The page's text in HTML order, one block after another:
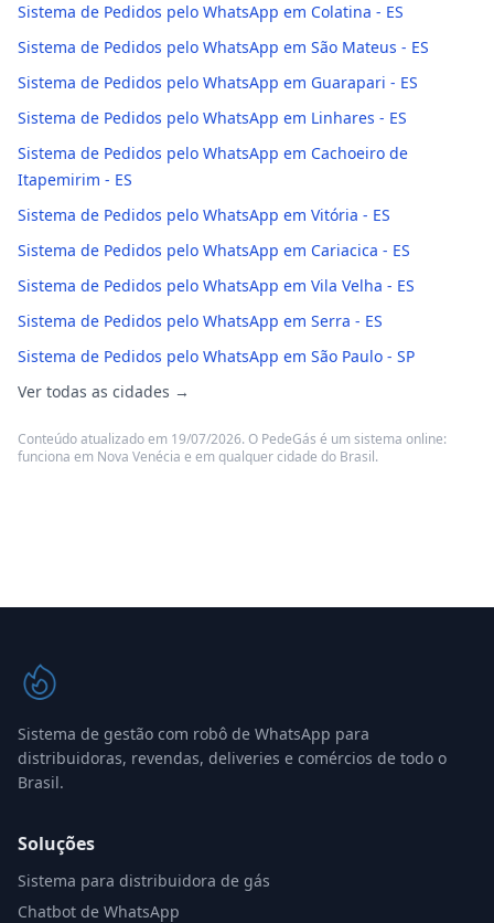
Sistema de Pedidos pelo WhatsApp em Colatina - ES
Sistema de Pedidos pelo WhatsApp em São Mateus - ES
Sistema de Pedidos pelo WhatsApp em Guarapari - ES
Sistema de Pedidos pelo WhatsApp em Linhares - ES
Sistema de Pedidos pelo WhatsApp em Cachoeiro de
Itapemirim - ES
Sistema de Pedidos pelo WhatsApp em Vitória - ES
Sistema de Pedidos pelo WhatsApp em Cariacica - ES
Sistema de Pedidos pelo WhatsApp em Vila Velha - ES
Sistema de Pedidos pelo WhatsApp em Serra - ES
Sistema de Pedidos pelo WhatsApp em São Paulo - SP
Ver todas as cidades →
Conteúdo atualizado em 19/07/2026. O PedeGás é um sistema online:
funciona em Nova Venécia e em qualquer cidade do Brasil.
Sistema de gestão com robô de WhatsApp para
distribuidoras, revendas, deliveries e comércios de todo o
Brasil.
Soluções
Sistema para distribuidora de gás
Chatbot de WhatsApp